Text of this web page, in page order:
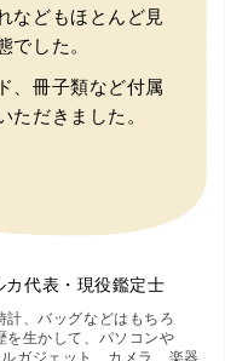
などもほとんど見
でした。
、冊子類など付属
ただきました。
カ代表・現役鑑定士
計、バッグなどはもちろ
を生かして、パソコンや
ガジェット、カメラ、楽器